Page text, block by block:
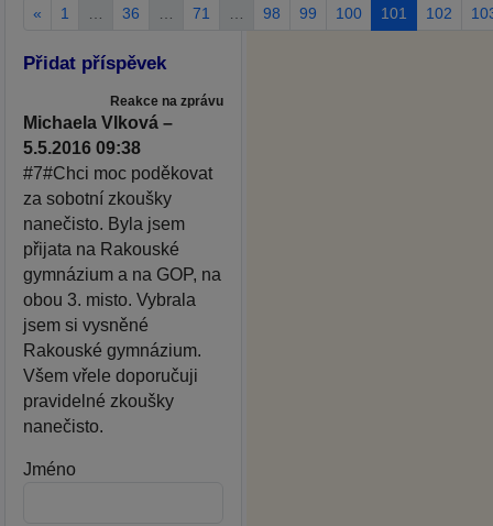
« 1 36 71 98 99 100 101 102
Přidat příspěvek
Reakce na zprávu
Michaela Vlková –
5.5.2016 09:38
#7#Chci moc poděkovat
za sobotní zkoušky
nanečisto. Byla jsem
přijata na Rakouské
gymnázium a na GOP, na
obou 3. misto. Vybrala
jsem si vysněné
Rakouské gymnázium.
Všem vřele doporučuji
pravidelné zkoušky
nanečisto.
Jméno